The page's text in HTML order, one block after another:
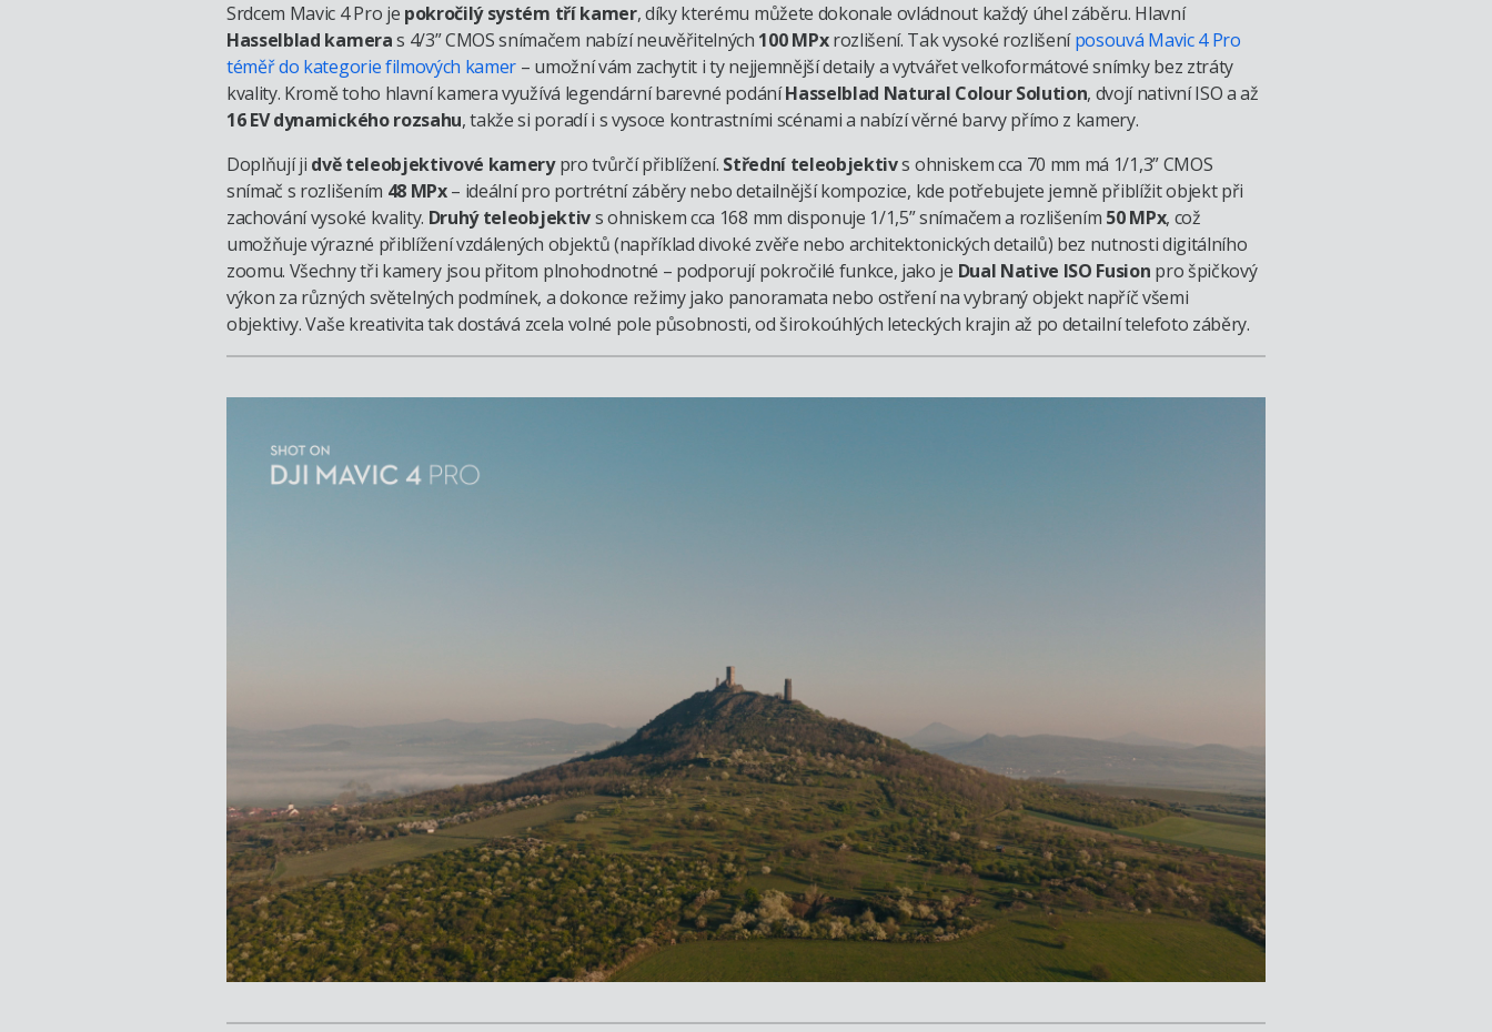
Srdcem Mavic 4 Pro je pokročilý systém tří kamer, díky kterému můžete dokonale ovládnout každý úhel záběru. Hlavní
Hasselblad kameras 4/3” CMOS snímačem nabízí neuvěřitelných 100 MPxrozlišení. Tak vysoké rozlišeníposouvá Mavic 4 Pro
téměř do kategorie filmových kamer – umožní vám zachytit i ty nejjemnější detaily a vytvářet velkoformátové snímky bez ztráty
kvality. Kromě toho hlavní kamera využívá legendární barevné podáníHasselblad Natural Colour Solution, dvojí nativní ISO a až
16 EV dynamického rozsahu, takže si poradí i s vysoce kontrastními scénami a nabízí věrné barvy přímo z kamery.
Doplňují ji dvě teleobjektivové kamerypro tvůrčí přiblížení. Střední teleobjektivs ohniskem cca 70 mm má 1/1,3” CMOS
snímač s rozlišením 48 MPx– ideální pro portrétní záběry nebo detailnější kompozice, kde potřebujete jemně přiblížit objekt při
zachování vysoké kvality. Druhý teleobjektivs ohniskem cca 168 mm disponuje 1/1,5” snímačem a rozlišením 50 MPx, což
umožňuje výrazné přiblížení vzdálených objektů (například divoké zvěře nebo architektonických detailů) bez nutnosti digitálního
zoomu. Všechny tři kamery jsou přitom plnohodnotné – podporují pokročilé funkce, jako je Dual Native ISO Fusion pro špičkový
výkon za různých světelných podmínek, a dokonce režimy jako panoramata nebo ostření na vybraný objekt napříč všemi
objektivy. Vaše kreativita tak dostává zcela volné pole působnosti, od širokoúhlých leteckých krajin až po detailní telefoto záběry.